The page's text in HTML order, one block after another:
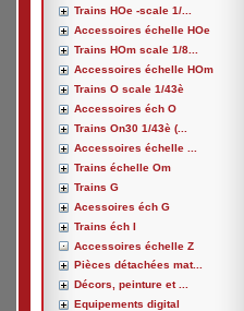
Trains HOe -scale 1/...
Accessoires échelle HOe
Trains HOm scale 1/8...
Accessoires échelle HOm
Trains O scale 1/43è
Accessoires éch O
Trains On30 1/43è (...
Accessoires échelle ...
Trains échelle Om
Trains G
Acessoires éch G
Trains éch I
Accessoires échelle Z
Pièces détachées mat...
Décors, peinture et ...
Equipements digital